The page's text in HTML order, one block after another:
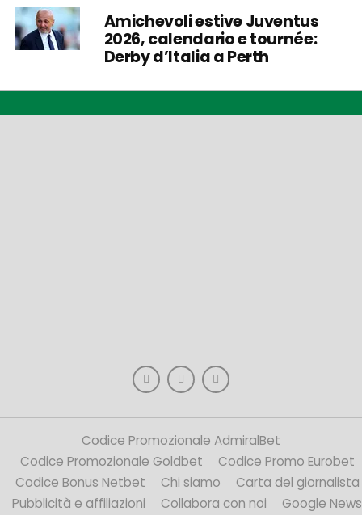
Amichevoli estive Juventus
2026, calendario e tournée:
Derby d’Italia a Perth
Codice Promozionale AdmiralBet
Codice Promozionale Goldbet
Codice Promo Eurobet
Codice Bonus Netbet
Chi siamo
Carta del giornalista
Pubblicità e affiliazioni
Collabora con noi
Google News